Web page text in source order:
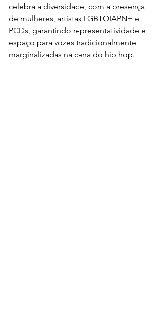
celebra a diversidade, com a presença
de mulheres, artistas LGBTQIAPN+ e
PCDs, garantindo representatividade e
espaço para vozes tradicionalmente
marginalizadas na cena do hip hop.